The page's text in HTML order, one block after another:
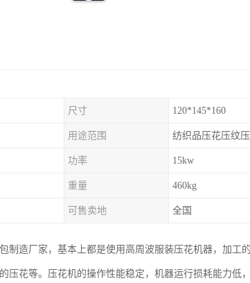
尺寸 120*145*160
用途范围 纺织品压花压纹
功率 15kw
重量 460kg
可售卖地 全国
制造厂家，基本上都是使用高周波服装压花机器，加工
压花等。压花机的操作性能稳定，机器运行损耗能力低